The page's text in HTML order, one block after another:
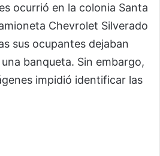
ocurrió en la colonia Santa
Chevrolet Silverado
sus ocupantes dejaban
banqueta. Sin embargo,
impidió identificar las